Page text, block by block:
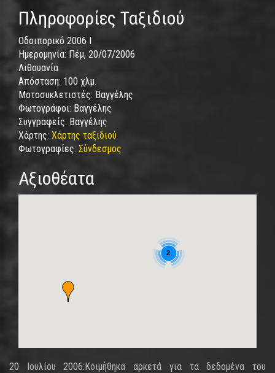
Πληροφορίες Ταξιδιού
Οδοιπορικό 2006 I
Ημερομηνία: Πέμ, 20/07/2006
Λιθουανία
Απόσταση: 100 χλμ.
Μοτοσυκλετιστές: Βαγγέλης
Φωτογράφοι: Βαγγέλης
Συγγραφείς: Βαγγέλης
Χάρτης: Χάρτης ταξιδιού
Φωτογραφίες: Σύνδεσμος
Αξιοθέατα
2
20 Ιουλίου 2006:Κοιμήθηκα αρκετά για τα δεδομένα του